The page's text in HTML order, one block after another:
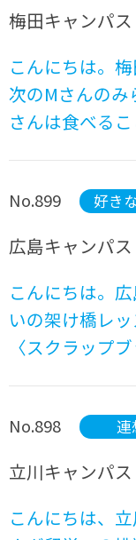
梅田キャンパス
こんにちは。
次のMさんのみ
さんは食べる
No.899 好き
広島キャンパス
こんにちは。
いの架け橋レ
〈スクラップ
No.898 連
立川キャンパス
こんにちは、